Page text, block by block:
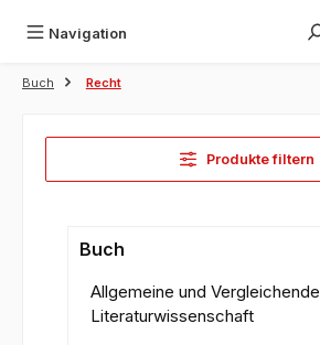
Navigation
Buch Recht
Produkte filtern
Buch
Allgemeine und Vergleichende
Literaturwissenschaft